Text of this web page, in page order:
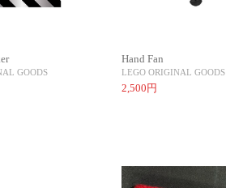
GOODS
Hand Fan
LEGO ORIGINAL GOODS
2,500円